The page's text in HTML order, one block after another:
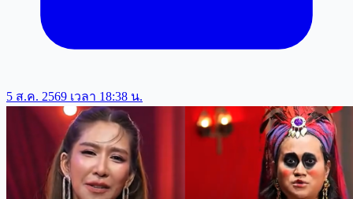
5 ส.ค. 2569 เวลา 18:38 น.